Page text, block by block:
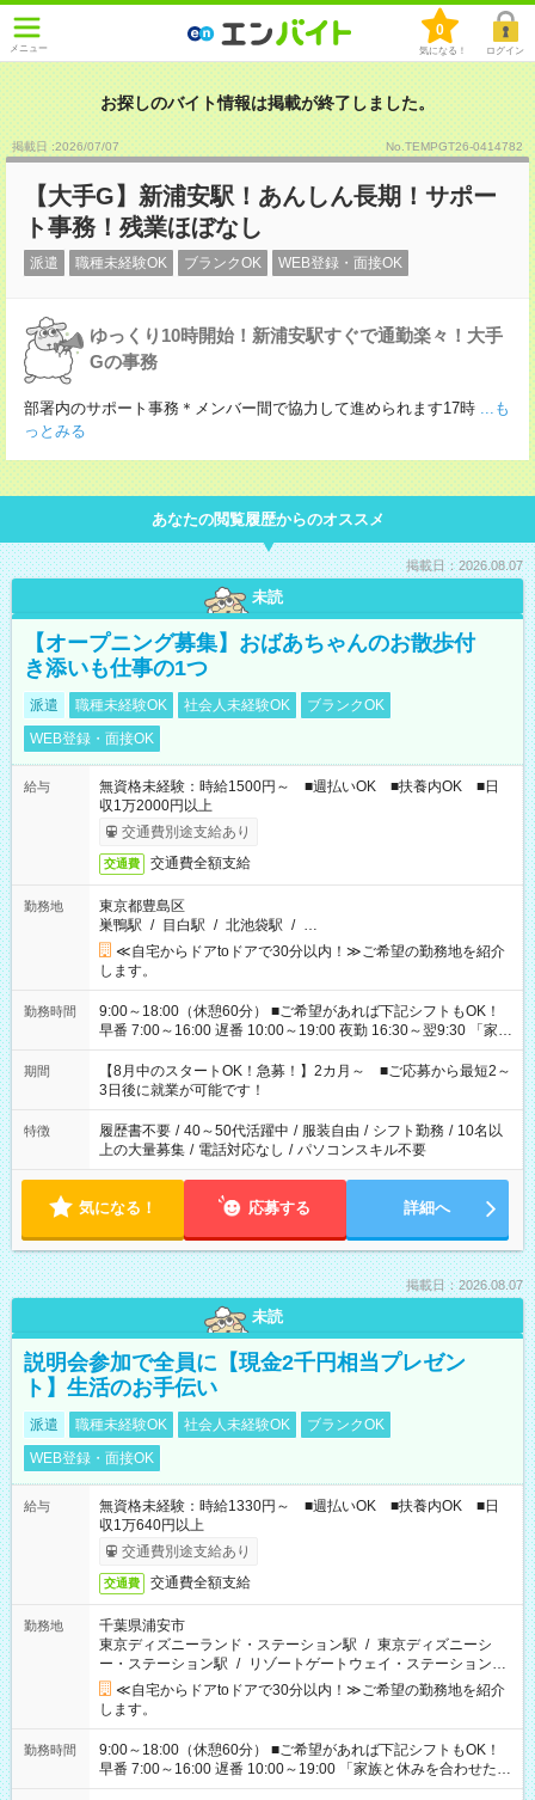
メニュー
0
気になる！ ログイン
お探しのバイト情報は掲載が終了しました。
掲載日 :2026/07/07 No.TEMPGT26-0414782
【大手G】新浦安駅！あんしん長期！サポー
ト事務！残業ほぼなし
派遣 職種未経験OK ブランクOK WEB登録・面接OK
ゆっくり10時開始！新浦安駅すぐで通勤楽々！大手
Gの事務
部署内のサポート事務＊メンバー間で協力して進められます17時 ...も
っとみる
あなたの閲覧履歴からのオススメ
掲載日：2026.08.07
未読
【オープニング募集】おばあちゃんのお散歩付
き添いも仕事の1つ
派遣 職種未経験OK 社会人未経験OK
ブランクOK
WEB登録・面接OK
給与
無資格未経験：時給1500円～ ■週払いOK ■扶養内OK ■日
収1万2000円以上
交通費別途支給あり
交通費 交通費全額支給
勤務地
東京都豊島区
巣鴨駅 / 目白駅 / 北池袋駅 / …
≪自宅からドアtoドアで30分以内！≫ご希望の勤務地を紹介
します。
勤務時間
9:00～18:00（休憩60分） ■ご希望があれば下記シフトもOK！
早番 7:00～16:00 遅番 10:00～19:00 夜勤 16:30～翌9:30 「家族
と休みを合わせたい」 「余裕を持って夕飯の準備がしたい」
「できれば残業はしたくない」 など、ご希望を教えてください
ね。 ※Wワーク希望の方へ 今ご覧のお仕事で希望する勤務時間
と、もう1つのお仕事の勤務時間。 合計で週40時間を超える場
合は応募できません。
期間
【8月中のスタートOK！急募！】2カ月～ ■ご応募から最短2～
3日後に就業が可能です！
特徴 履歴書不要 / 40～50代活躍中 / 服装自由 / シフト勤務 / 10名以
上の大量募集 / 電話対応なし / パソコンスキル不要
気になる！ 応募する 詳細へ
掲載日：2026.08.07
未読
説明会参加で全員に【現金2千円相当プレゼン
ト】生活のお手伝い
派遣 職種未経験OK 社会人未経験OK
ブランクOK
WEB登録・面接OK
給与
無資格未経験：時給1330円～ ■週払いOK ■扶養内OK ■日
収1万640円以上
交通費別途支給あり
交通費 交通費全額支給
勤務地
千葉県浦安市
東京ディズニーランド・ステーション駅 / 東京ディズニーシ
ー・ステーション駅 / リゾートゲートウェイ・ステーション駅
/
…
≪自宅からドアtoドアで30分以内！≫ご希望の勤務地を紹介
します。
勤務時間
9:00～18:00（休憩60分） ■ご希望があれば下記シフトもOK！
早番 7:00～16:00 遅番 10:00～19:00 「家族と休みを合わせた
い」 「余裕を持って夕飯の準備がしたい」 「できれば残業はし